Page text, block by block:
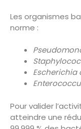
Les organismes
norme :
Escherichia
Pour valider
atteindre une